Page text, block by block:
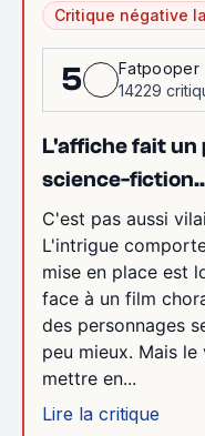
Critique négative
5
Fatpooper
14229
L'affiche fait un
science-
C'est pas aussi
L'intrigue
mise en place est
face à un film
des personnages
peu mieux. Mais
mettre en...
Lire la critique